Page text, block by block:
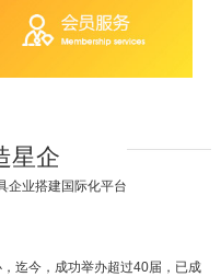
星企
企业搭建国际化平台
迄今，成功举办超过40届，已成